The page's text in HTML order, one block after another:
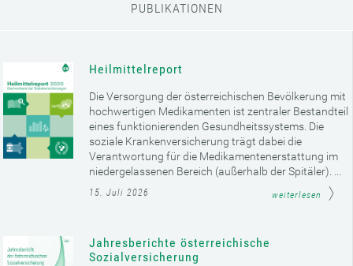
PUBLIKATIONEN
Heilmittelreport
Die Versorgung der österreichischen Bevölkerung mit
hochwertigen Medikamenten ist zentraler Bestandteil
eines funktionierenden Gesundheitssystems. Die
soziale Krankenversicherung trägt dabei die
Verantwortung für die Medikamentenerstattung im
niedergelassenen Bereich (außerhalb der Spitäler). ...
15. Juli 2026 weiterlesen
Jahresberichte österreichische
Sozialversicherung